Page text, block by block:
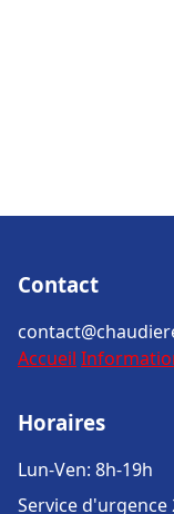
Contact
Accueil
Horaires
Lun-Ven: 8h-19h
Service d'urgence